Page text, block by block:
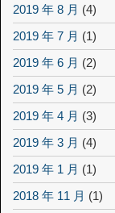
2019 年 8 月 (4)
2019 年 7 月 (1)
2019 年 6 月 (2)
2019 年 5 月 (2)
2019 年 4 月 (3)
2019 年 3 月 (4)
2019 年 1 月 (1)
2018 年 11 月 (1)